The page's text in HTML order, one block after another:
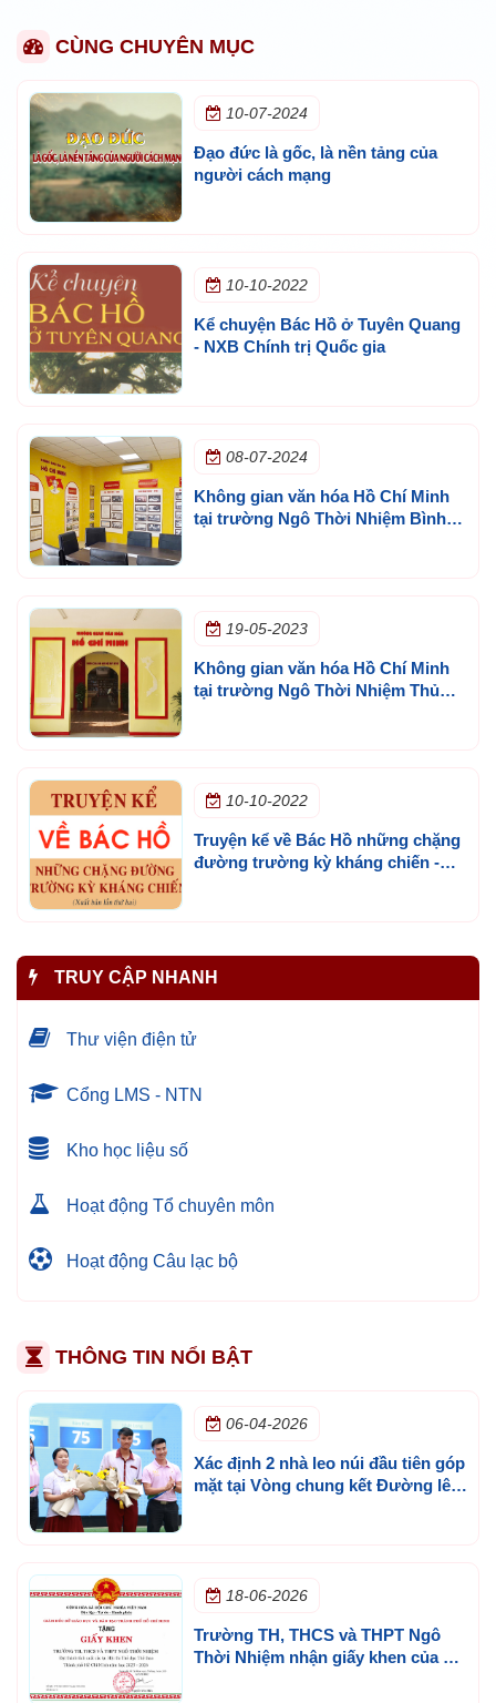
CÙNG CHUYÊN MỤC
10-07-2024
Đạo đức là gốc, là nền tảng của
người cách mạng
10-10-2022
Kể chuyện Bác Hồ ở Tuyên Quang
- NXB Chính trị Quốc gia
08-07-2024
Không gian văn hóa Hồ Chí Minh
tại trường Ngô Thời Nhiệm Bình
19-05-2023
Không gian văn hóa Hồ Chí Minh
tại trường Ngô Thời Nhiệm Thủ
10-10-2022
Truyện kể về Bác Hồ những chặng
đường trường kỳ kháng chiến -
TRUY CẬP NHANH
Thư viện điện tử
Cổng LMS - NTN
Kho học liệu số
Hoạt động Tổ chuyên môn
Hoạt động Câu lạc bộ
THÔNG TIN NỔI BẬT
06-04-2026
Xác định 2 nhà leo núi đầu tiên góp
mặt tại Vòng chung kết Đường lên
18-06-2026
Trường TH, THCS và THPT Ngô
Thời Nhiệm nhận giấy khen của Sở